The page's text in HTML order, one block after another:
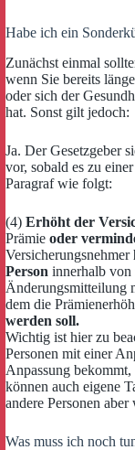
Habe ich ein
Zunächst einmal
wenn Sie bereits
oder sich der
hat. Sonst gilt jedoch:
Ja. Der Gesetzgeber
vor, sobald es zu
Paragraf wie folgt:
(4) Erhöht der
Prämie oder
Versicherungsnehmer
Person innerhalb von
Änderungsmitteilung
dem die
werden soll.
Wichtig ist hier zu
Personen mit einer
Anpassung
können auch eigene
andere Personen
Was muss ich noch